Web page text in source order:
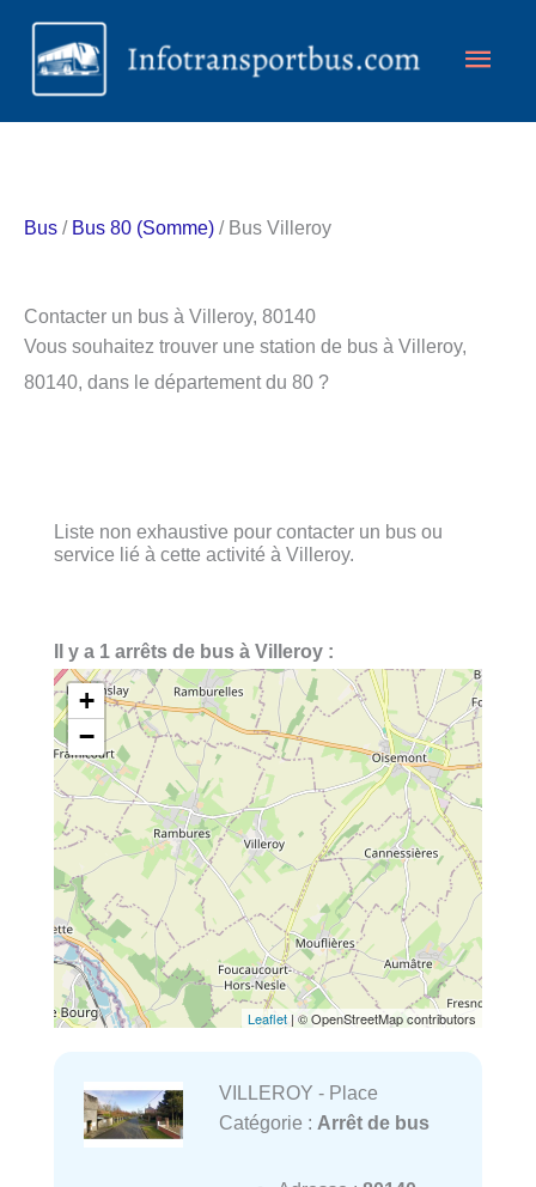
Aller
contenu
Bus / Bus 80 (Somme) / Bus Villeroy
Contacter un bus à Villeroy, 80140
Vous souhaitez trouver une station de bus à Villeroy,
80140, dans le département du 80 ?
Liste non exhaustive pour contacter un bus ou
service lié à cette activité à Villeroy.
Il y a 1 arrêts de bus à Villeroy :
+
−
Leaflet | © OpenStreetMap contributors
VILLEROY - Place
Catégorie : Arrêt de bus